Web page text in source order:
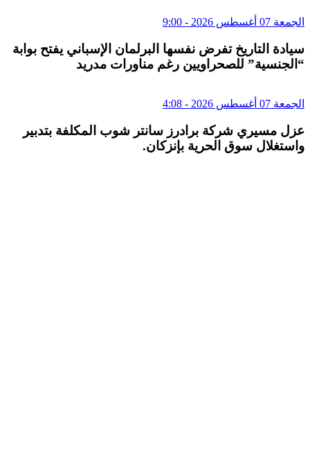
الجمعة 07 أغسطس 2026 - 9:00
سيادة التاريخ تفرض نفسها البرلمان الإسباني يفتح بوابة
“الجنسية” للصحراويين رغم مناورات مدريد
الجمعة 07 أغسطس 2026 - 4:08
عزل مسيري شركة برادرز سانتر شوب المكلفة بتدبير
واستغلال سوق الحرية بإنزكان.